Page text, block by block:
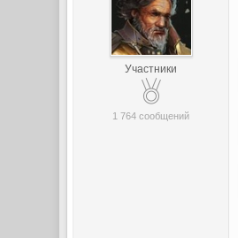
Участники
1 764 сообщений